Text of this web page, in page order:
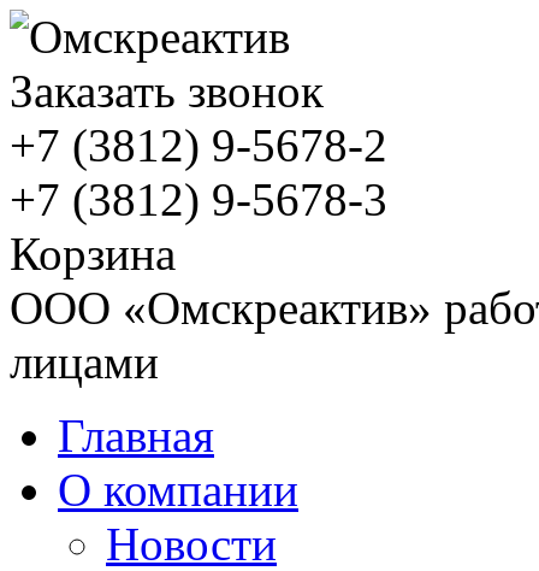
Заказать звонок
+7 (3812) 9-5678-2
+7 (3812) 9-5678-3
Корзина
ООО «Омскреактив»
лицами
Главная
О компании
Новости